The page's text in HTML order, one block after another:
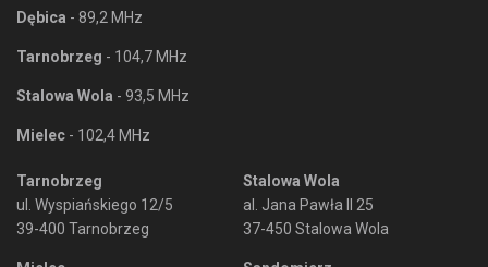
Dębica - 89,2 MHz
Tarnobrzeg - 104,7 MHz
Stalowa Wola - 93,5 MHz
Mielec - 102,4 MHz
Tarnobrzeg
ul. Wyspiańskiego 12/5
39-400 Tarnobrzeg
Stalowa Wola
al. Jana Pawła II 25
37-450 Stalowa Wola